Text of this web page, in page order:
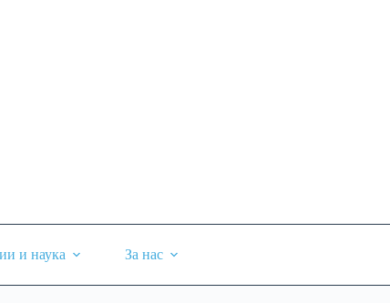
и наука За нас